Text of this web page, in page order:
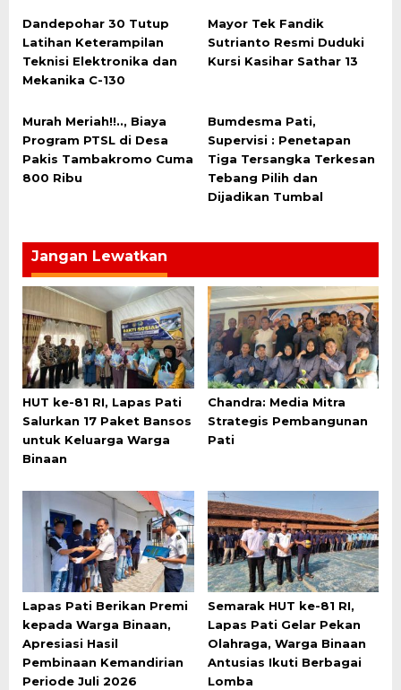
Dandepohar 30 Tutup
Latihan Keterampilan
Teknisi Elektronika dan
Mekanika C-130
Mayor Tek Fandik
Sutrianto Resmi Duduki
Kursi Kasihar Sathar 13
Murah Meriah!!.., Biaya
Program PTSL di Desa
Pakis Tambakromo Cuma
800 Ribu
Bumdesma Pati,
Supervisi : Penetapan
Tiga Tersangka Terkesan
Tebang Pilih dan
Dijadikan Tumbal
Jangan Lewatkan
HUT ke-81 RI, Lapas Pati
Salurkan 17 Paket Bansos
untuk Keluarga Warga
Binaan
Chandra: Media Mitra
Strategis Pembangunan
Pati
Lapas Pati Berikan Premi
kepada Warga Binaan,
Apresiasi Hasil
Pembinaan Kemandirian
Periode Juli 2026
Semarak HUT ke-81 RI,
Lapas Pati Gelar Pekan
Olahraga, Warga Binaan
Antusias Ikuti Berbagai
Lomba